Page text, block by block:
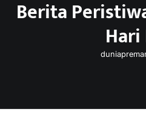
SkipBerita